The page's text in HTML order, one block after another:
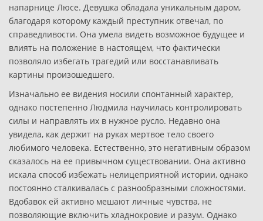
напарнице Люсе. Девушка обладала уникальным даром,
благодаря которому каждый преступник отвечал, по
справедливости. Она умела видеть возможное будущее и
влиять на положение в настоящем, что фактически
позволяло избегать трагедий или восстанавливать
картины произошедшего.
Изначально ее видения носили спонтанный характер,
однако постепенно Людмила научилась контролировать
силы и направлять их в нужное русло. Недавно она
увидела, как держит на руках мертвое тело своего
любимого человека. Естественно, это негативным образом
сказалось на ее привычном существовании. Она активно
искала способ избежать нелицеприятной истории, однако
постоянно сталкивалась с разнообразными сложностями.
Вдобавок ей активно мешают личные чувства, не
позволяющие включить хладнокровие и разум. Однако